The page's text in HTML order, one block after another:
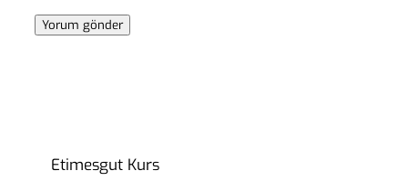
Etimesgut Kurs